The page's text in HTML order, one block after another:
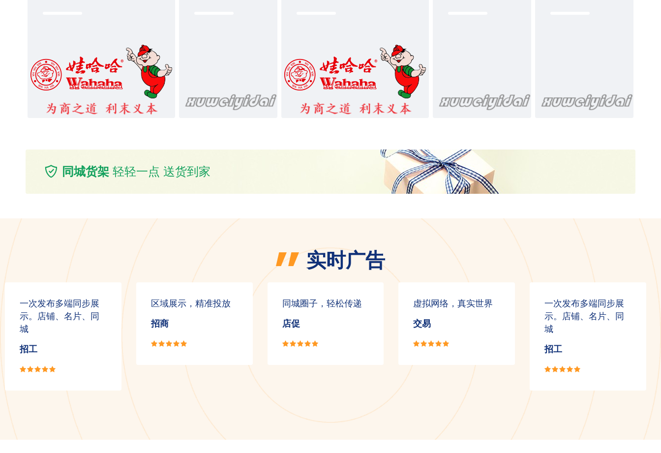
同城货架 轻轻一点 送货到家
实时广告
一次发布多端同步展
示。店铺、名片、同
城
招工
区域展示，精准投放
招商
同城圈子，轻松传递
店促
虚拟网络，真实世界
交易
一次发布多端同步展
示。店铺、名片、同
城
招工